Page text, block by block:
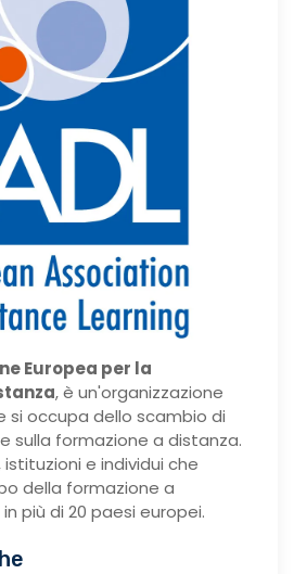
Europea per la
, è un'organizzazione
si occupa dello scambio di
sulla formazione a distanza.
e individui che
della formazione a
più di 20 paesi europei.